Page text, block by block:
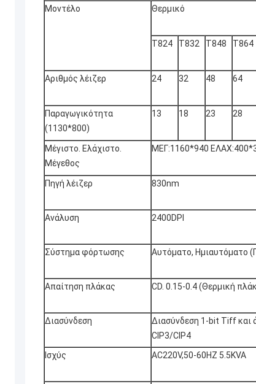
Μοντέλο Θερμικό
T824 T832 T848 T864
Αριθμός λέιζερ 24 32 48 64
Παραγωγικότητα
(1130*800)
13 18 23 28
Μέγιστο. Ελάχιστο.
Μέγεθος
ΜΕΓ:1160*940
Πηγή λέιζερ 830nm
Ανάλυση 2400DPI
Σύστημα φόρτωσης Αυτόματο, Ημιαυτόματο
Απαίτηση πλάκας CD. 0.15-0.4 (Θερμική
Διασύνδεση
Διασύνδεση 1-bit Tiff και
CIP3/CIP4
Ισχύς
AC220V,50-60HZ 5.5KVA